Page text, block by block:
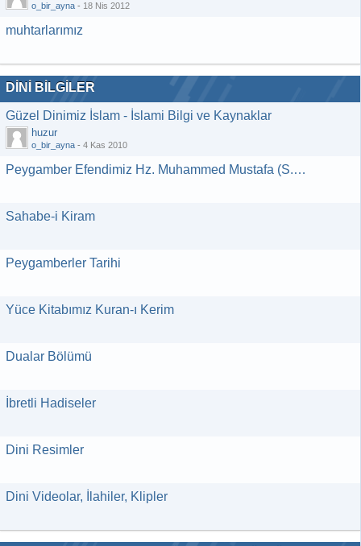
o_bir_ayna - 18 Nis 2012
muhtarlarımız
DİNİ BİLGİLER
Güzel Dinimiz İslam - İslami Bilgi ve Kaynaklar
huzur
o_bir_ayna - 4 Kas 2010
Peygamber Efendimiz Hz. Muhammed Mustafa (S.A.V)
Sahabe-i Kiram
Peygamberler Tarihi
Yüce Kitabımız Kuran-ı Kerim
Dualar Bölümü
İbretli Hadiseler
Dini Resimler
Dini Videolar, İlahiler, Klipler